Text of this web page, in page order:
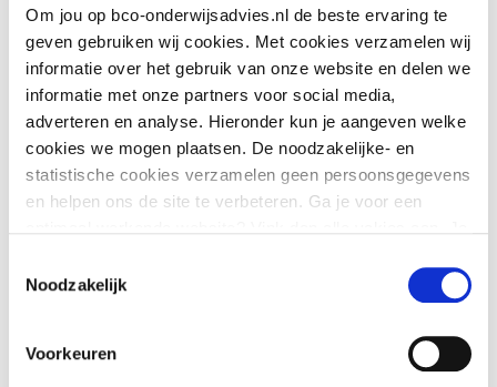
Om jou op bco-onderwijsadvies.nl de beste ervaring te
geven gebruiken wij cookies. Met cookies verzamelen wij
informatie over het gebruik van onze website en delen we
informatie met onze partners voor social media,
adverteren en analyse. Hieronder kun je aangeven welke
cookies we mogen plaatsen. De noodzakelijke- en
statistische cookies verzamelen geen persoonsgegevens
en helpen ons de site te verbeteren. Ga je voor een
Noodzakelijk
Voorkeuren
worden, zegt Inge. ‘Dat werkt heel prettig.
Kinderen leren zo ook beter om elkaar te helpen
en vragen aan elkaar te stellen.’ Naast de drie
speelleerroutines werkt de school dagelijks in
kleine groepen met een circuit, in Speelplezier
Tussendoortjes genoemd. Marieke: ‘Dat is een
activiteiten binnen het thema. Meestal is er dan ook
leerkracht zich op dat groepje kan focussen.’